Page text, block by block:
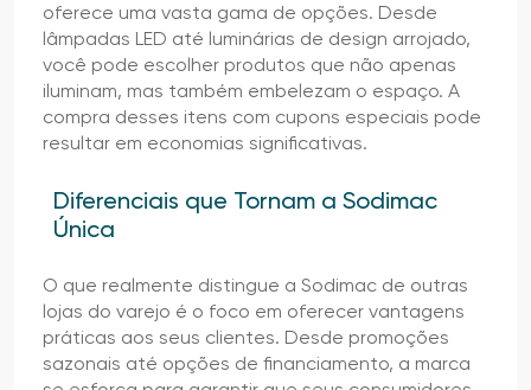
oferece uma vasta gama de opções. Desde
lâmpadas LED até luminárias de design arrojado,
você pode escolher produtos que não apenas
iluminam, mas também embelezam o espaço. A
compra desses itens com cupons especiais pode
resultar em economias significativas.
Diferenciais que Tornam a Sodimac
Única
O que realmente distingue a Sodimac de outras
lojas do varejo é o foco em oferecer vantagens
práticas aos seus clientes. Desde promoções
sazonais até opções de financiamento, a marca